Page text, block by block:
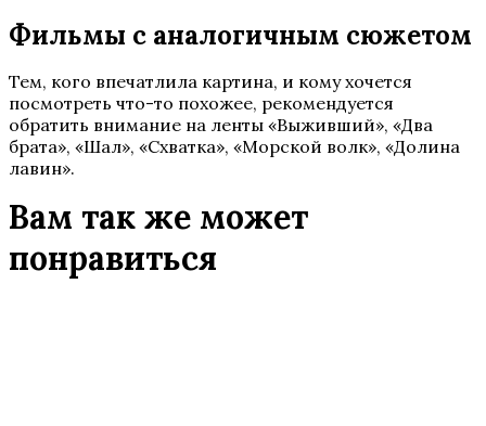
Фильмы с аналогичным сюжетом
Тем, кого впечатлила картина, и кому хочется
посмотреть что-то похожее, рекомендуется
обратить внимание на ленты «Выживший», «Два
брата», «Шал», «Схватка», «Морской волк», «Долина
лавин».
Вам так же может
понравиться